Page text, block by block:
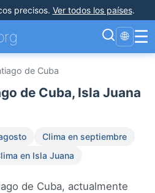
precisos. Ver todos los países.
🌐 ☰
de Cuba
de Cuba, Isla Juana
Clima en septiembre
en Isla Juana
de Cuba, actualmente